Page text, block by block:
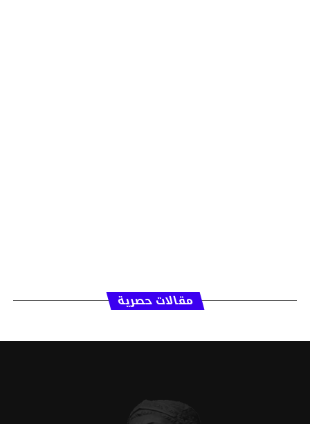
مقالات حصرية